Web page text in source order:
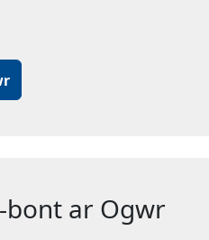
bont ar Ogwr